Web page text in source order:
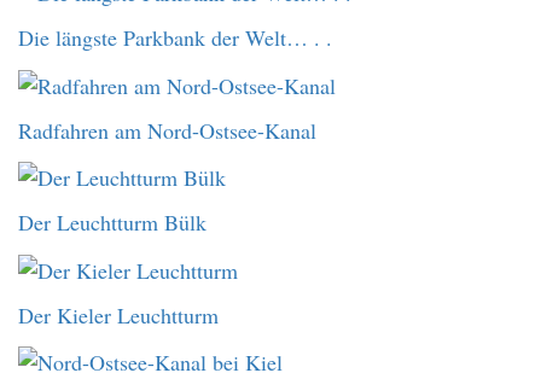
Die längste Parkbank der Welt… . .
Radfahren am Nord-Ostsee-Kanal
Der Leuchtturm Bülk
Der Kieler Leuchtturm